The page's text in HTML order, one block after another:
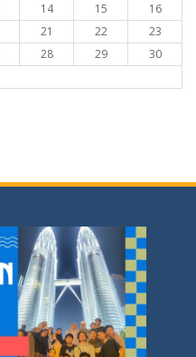
14 15
16
21 22
23
28 29
30